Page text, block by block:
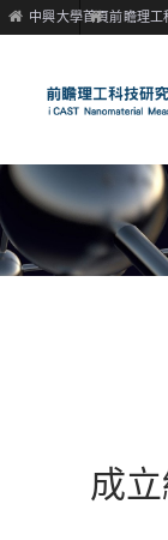
中興大學首頁前瞻理工
成